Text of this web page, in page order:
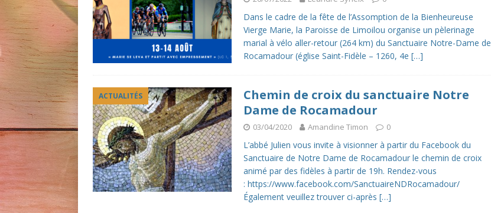
Dans le cadre de la fête de l’Assomption de la Bienheureuse
Vierge Marie, la Paroisse de Limoilou organise un pèlerinage
marial à vélo aller-retour (264 km) du Sanctuaire Notre-Dame de
Rocamadour (église Saint-Fidèle – 1260, 4e […]
ACTUALITÉS
Chemin de croix du sanctuaire Notre
Dame de Rocamadour
03/04/2020 Amandine Timon 0
L’abbé Julien vous invite à visionner à partir du Facebook du
Sanctuaire de Notre Dame de Rocamadour le chemin de croix
animé par des fidèles à partir de 19h. Rendez-vous
: https://www.facebook.com/SanctuaireNDRocamadour/
Également veuillez trouver ci-après […]